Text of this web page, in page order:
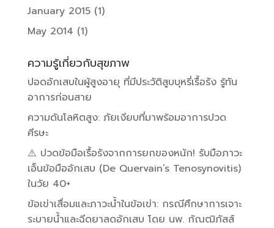
January 2015(1)
May 2014 (1)
ความรู้เกี่ยวกับสุขภาพ
ปอดอักเสบในผู้สูงอายุ ที่มีประวัติสูบบุหรี่เรื้อรัง รู้ทัน
อาการก่อนสาย
ความดันโลหิตสูง: ภัยเงียบที่มาพร้อมอาการปวด
ศีรษะ
⚠️ ปวดข้อมือเรื้อรังจากการยกของหนัก! รับมือภาวะ
เอ็นข้อมืออักเสบ (De Quervain’s Tenosynovitis)
ในวัย 40+
ข้อเข่าเสื่อมและภาวะน้ำในข้อเข่า: กรณีศึกษาการเจาะ
ระบายน้ำและฉีดยาลดอักเสบ โดย นพ. กัณฒิภัสส์